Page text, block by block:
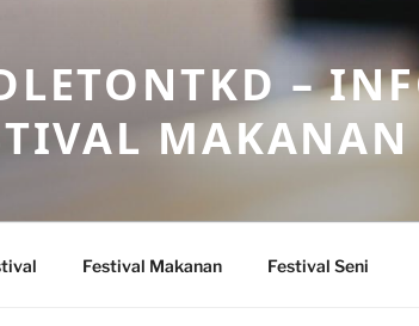
–
MAKANAN
Festival Makanan Festival Seni